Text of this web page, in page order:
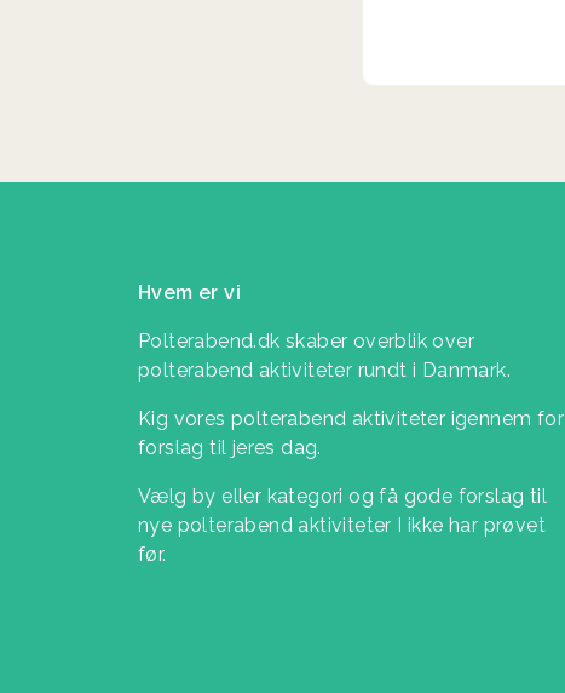
Hvem er vi
Polterabend.dk skaber overblik over
polterabend aktiviteter rundt i Danmark.
Kig vores polterabend aktiviteter igennem for
forslag til jeres dag.
Vælg by eller kategori og få gode forslag til
nye polterabend aktiviteter I ikke har prøvet
før.